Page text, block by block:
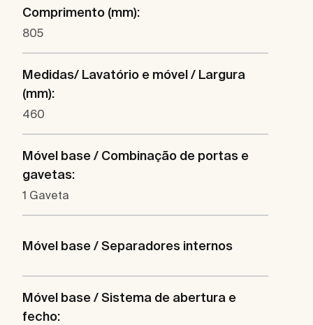
Comprimento (mm):
805
Medidas/ Lavatório e móvel / Largura
(mm):
460
Móvel base / Combinação de portas e
gavetas:
1 Gaveta
Móvel base / Separadores internos
Móvel base / Sistema de abertura e
fecho: